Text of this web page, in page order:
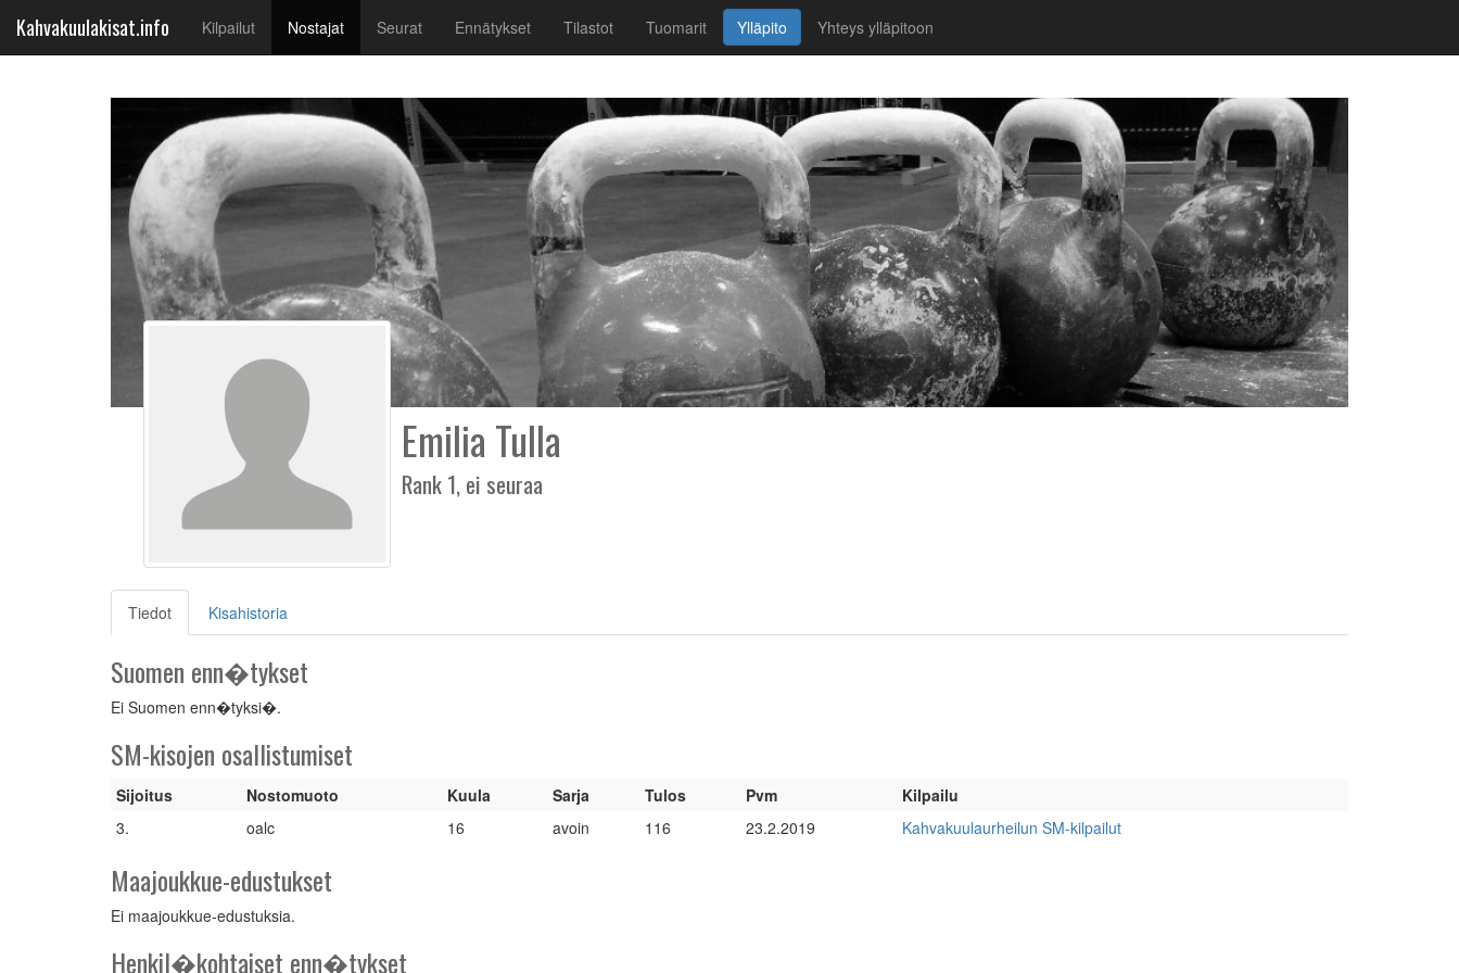
Kahvakuulakisat.info Kilpailut Nostajat(current)
Seurat Ennätykset Tilastot Tuomarit Ylläpito Yhteys ylläpitoon
Emilia Tulla
Rank 1, ei seuraa
Tiedot(current)Kisahistoria
Suomen enn�tykset
Ei Suomen enn�tyksi�.
SM-kisojen osallistumiset
Sijoitus Nostomuoto Kuula Sarja Tulos Pvm
Kilpailu
3.
oalc 16 avoin 116 23.2.2019 Kahvakuulaurheilun SM-kilpailut
Maajoukkue-edustukset
Ei maajoukkue-edustuksia.
Henkil�kohtaiset enn�tykset